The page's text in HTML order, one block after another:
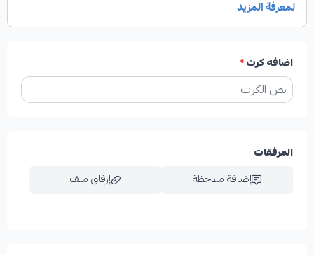
اضافه كرت*
المرفقات
إضافة ملاحظة
إرفاق ملف